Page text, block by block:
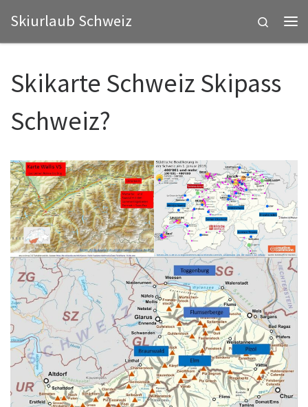
Zum Inhalt springen
Skiurlaub Schweiz
Search
Skikarte Schweiz Skipass
Schweiz?